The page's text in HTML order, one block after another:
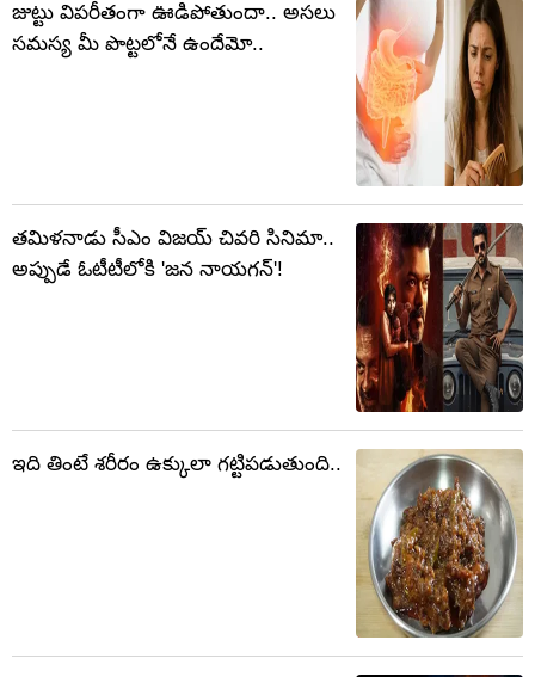
జుట్టు విపరీతంగా ఊడిపోతుందా.. అసలు
సమస్య మీ పొట్టలోనే ఉందేమో..
తమిళనాడు సీఎం విజయ్ చివరి సినిమా..
అప్పుడే ఓటీటీలోకి 'జన నాయగన్'!
ఇది తింటే శరీరం ఉక్కులా గట్టిపడుతుంది..